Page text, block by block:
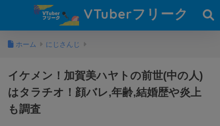
VTuberフリーク
ホーム にじさんじ
イケメン！加賀美ハヤトの前世(中の人)
はタラチオ！顔バレ,年齢,結婚歴や炎上
も調査